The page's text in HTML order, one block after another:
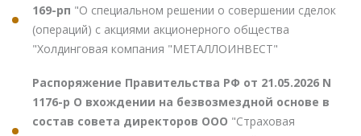
169-рп "О специальном решении о совершении сделок
(операций) с акциями акционерного общества
"Холдинговая компания "МЕТАЛЛОИНВЕСТ"
Распоряжение Правительства РФ от 21.05.2026 N
1176-р О вхождении на безвозмездной основе в
состав совета директоров ООО "Страховая